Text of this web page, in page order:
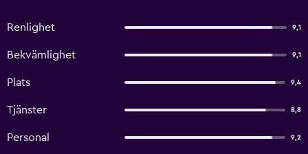
Renlighet 9,1
Bekvämlighet 9,1
Plats 9,4
Tjänster 8,8
Personal 9,2